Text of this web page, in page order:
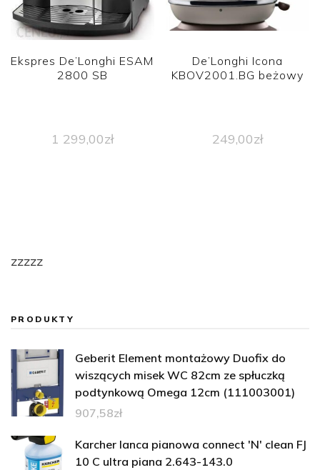
Ekspres De’Longhi ESAM
2800 SB
1 299,00zł
De’Longhi Icona
KBOV2001.BG beżowy
249,00zł
zzzzz
PRODUKTY
Geberit Element montażowy Duofix do
wiszących misek WC 82cm ze spłuczką
podtynkową Omega 12cm (111003001)
907,58zł
Karcher lanca pianowa connect 'N' clean FJ
10 C ultra piana 2.643-143.0